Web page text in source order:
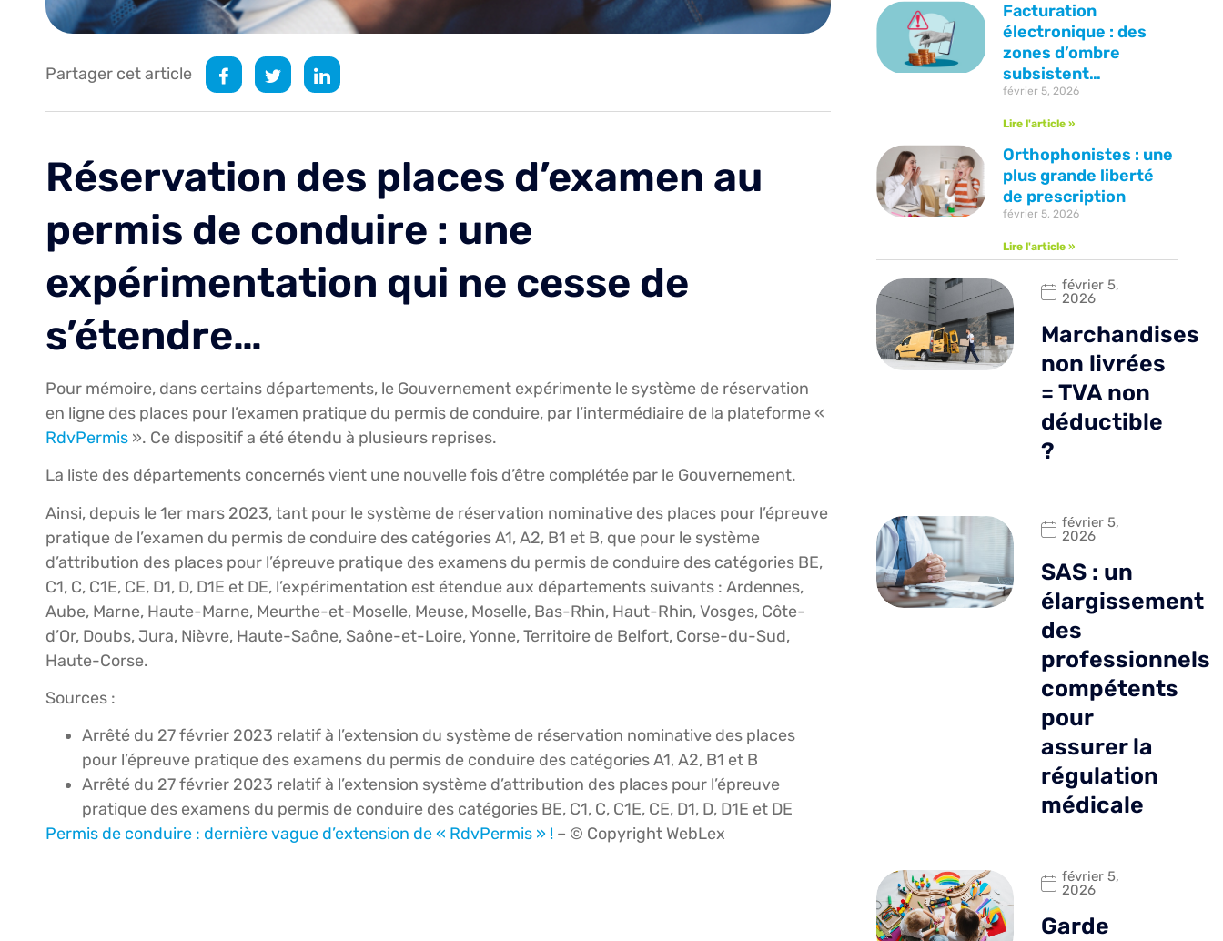
Partager cet article
Réservation des places d’examen au
permis de conduire : une
expérimentation qui ne cesse de
s’étendre…
Pour mémoire, dans certains départements, le Gouvernement expérimente le système de réservation
en ligne des places pour l’examen pratique du permis de conduire, par l’intermédiaire de la plateforme «
RdvPermis ». Ce dispositif a été étendu à plusieurs reprises.
La liste des départements concernés vient une nouvelle fois d’être complétée par le Gouvernement.
Ainsi, depuis le 1er mars 2023, tant pour le système de réservation nominative des places pour l’épreuve
pratique de l’examen du permis de conduire des catégories A1, A2, B1 et B, que pour le système
d’attribution des places pour l’épreuve pratique des examens du permis de conduire des catégories BE,
C1, C, C1E, CE, D1, D, D1E et DE, l’expérimentation est étendue aux départements suivants : Ardennes,
Aube, Marne, Haute-Marne, Meurthe-et-Moselle, Meuse, Moselle, Bas-Rhin, Haut-Rhin, Vosges, Côte-
d’Or, Doubs, Jura, Nièvre, Haute-Saône, Saône-et-Loire, Yonne, Territoire de Belfort, Corse-du-Sud,
Haute-Corse.
Sources :
Arrêté du 27 février 2023 relatif à l’extension du système de réservation nominative des places
pour l’épreuve pratique des examens du permis de conduire des catégories A1, A2, B1 et B
Arrêté du 27 février 2023 relatif à l’extension système d’attribution des places pour l’épreuve
pratique des examens du permis de conduire des catégories BE, C1, C, C1E, CE, D1, D, D1E et DE
Permis de conduire : dernière vague d’extension de « RdvPermis » ! – © Copyright WebLex
Facturation
électronique : des
zones d’ombre
subsistent…
février 5, 2026
Lire l'article »
Orthophonistes : une
plus grande liberté
de prescription
février 5, 2026
Lire l'article »
février 5,
2026
Marchandises
non livrées
= TVA non
déductible
?
février 5,
2026
SAS : un
élargissement
des
professionnels
compétents
pour
assurer la
régulation
médicale
février 5,
2026
Garde